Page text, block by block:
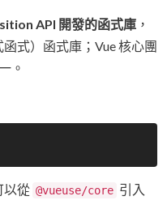
API 開發的函式庫 ，
式）函式庫；Vue 核心團
。
以從 @vueuse/core 引入